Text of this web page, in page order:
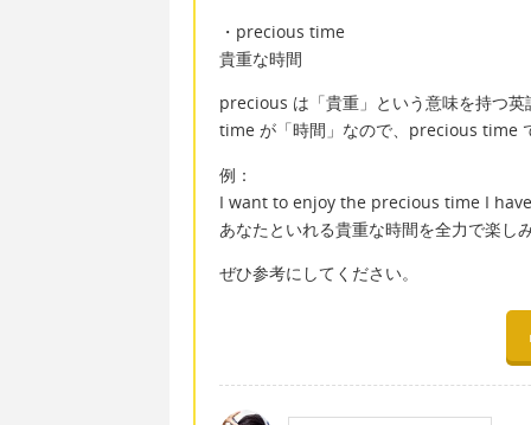
・precious time
貴重な時間
precious は「貴重」という意味を持つ英
time が「時間」なので、precious time
例：
I want to enjoy the precious time I
あなたといれる貴重な時間を全力で楽し
ぜひ参考にしてください。